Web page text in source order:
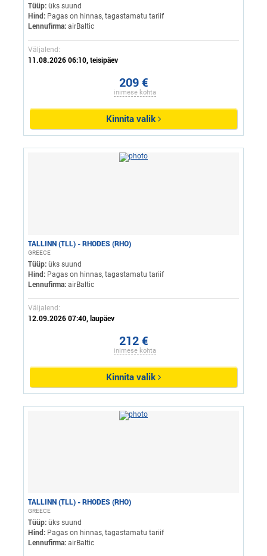
Tüüp: üks suund
Hind: Pagas on hinnas, tagastamatu tariif
Lennufirma: airBaltic
Väljalend:
11.08.2026 06:10, teisipäev
209 €
inimese kohta
Kinnita valik
TALLINN (TLL) - RHODES (RHO)
GREECE
Tüüp: üks suund
Hind: Pagas on hinnas, tagastamatu tariif
Lennufirma: airBaltic
Väljalend:
12.09.2026 07:40, laupäev
212 €
inimese kohta
Kinnita valik
TALLINN (TLL) - RHODES (RHO)
GREECE
Tüüp: üks suund
Hind: Pagas on hinnas, tagastamatu tariif
Lennufirma: airBaltic